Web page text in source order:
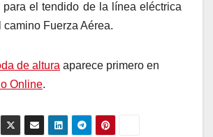
para el tendido de la línea eléctrica
camino Fuerza Aérea.
de altura aparece primero en
Online.